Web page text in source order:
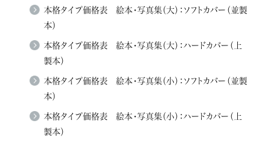
本格タイプ価格表 絵本・写真集（大）：ソフトカバー（並製
本）
本格タイプ価格表 絵本・写真集（大）：ハードカバー（上
製本）
本格タイプ価格表 絵本・写真集（小）：ソフトカバー（並製
本）
本格タイプ価格表 絵本・写真集（小）：ハードカバー（上
製本）